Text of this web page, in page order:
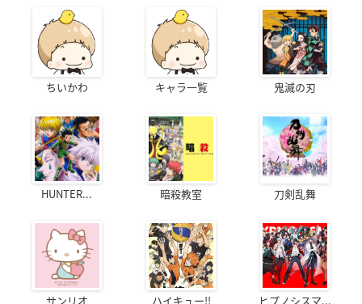
ちいかわ キャラ一覧 鬼滅の刃
HUNTER... 暗殺教室 刀剣乱舞
サンリオ ハイキュー!! ヒプノシスマ...